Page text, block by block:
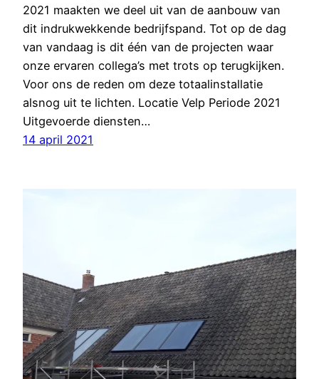
2021 maakten we deel uit van de aanbouw van
dit indrukwekkende bedrijfspand. Tot op de dag
van vandaag is dit één van de projecten waar
onze ervaren collega’s met trots op terugkijken.
Voor ons de reden om deze totaalinstallatie
alsnog uit te lichten. Locatie Velp Periode 2021
Uitgevoerde diensten…
14 april 2021